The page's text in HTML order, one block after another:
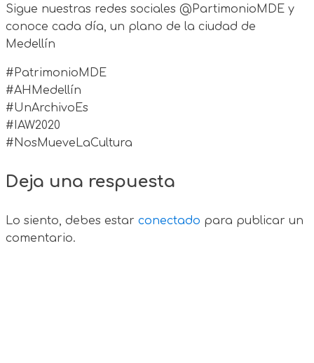
Sigue nuestras redes sociales @PartimonioMDE y
conoce cada día, un plano de la ciudad de
Medellín
#PatrimonioMDE
#AHMedellín
#UnArchivoEs
#IAW2020
#NosMueveLaCultura
Deja una respuesta
Lo siento, debes estar conectado para publicar un
comentario.